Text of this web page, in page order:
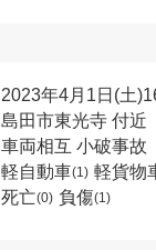
2023年4月1日(土
島田市東光寺 付近
車両相互 小破事故
軽自動車(1) 軽貨物
死亡(0) 負傷(1)